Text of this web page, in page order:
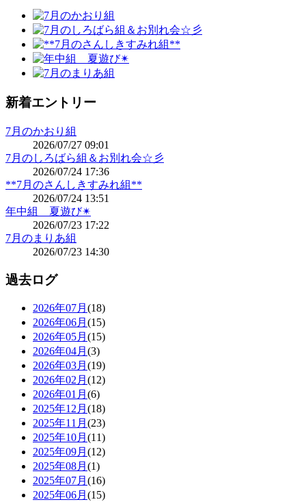
新着エントリー
7月のかおり組
2026/07/27 09:01
7月のしろばら組＆お別れ会☆彡
2026/07/24 17:36
**7月のさんしきすみれ組**
2026/07/24 13:51
年中組 夏遊び✴
2026/07/23 17:22
7月のまりあ組
2026/07/23 14:30
過去ログ
2026年07月 (18)
2026年06月 (15)
2026年05月 (15)
2026年04月 (3)
2026年03月 (19)
2026年02月 (12)
2026年01月 (6)
2025年12月 (18)
2025年11月 (23)
2025年10月 (11)
2025年09月 (12)
2025年08月 (1)
2025年07月 (16)
2025年06月 (15)